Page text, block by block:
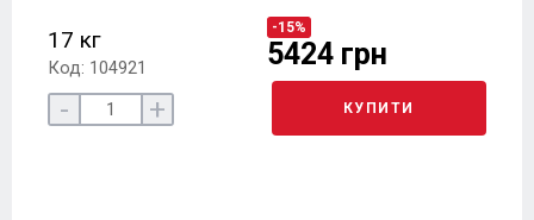
17 кг
Код: 104921
-15%
5424 грн
- + КУПИТИ